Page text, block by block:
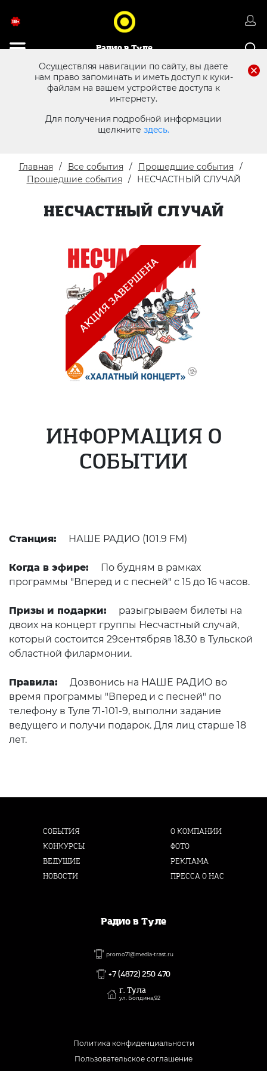
Радио в Туле
Осуществляя навигации по сайту, вы даете
нам право запоминать и иметь доступ к куки-
файлам на вашем устройстве доступа к
интернету.
Для получения подробной информации
щелкните здесь.
8 (4872) 250 470 Реклама в эфире
Главная Все события
Прошедшие события
Прошедшие события
НЕСЧАСТНЫЙ СЛУЧАЙ
НЕСЧАСТНЫЙ СЛУЧАЙ
ИНФОРМАЦИЯ О
СОБЫТИИ
Станция: НАШЕ РАДИО (101.9 FM)
Когда в эфире:
По будням в рамках
программы "Вперед и с песней" с 15 до 16 часов.
Призы и подарки:
разыгрываем билеты на
двоих на концерт группы Несчастный случай,
который состоится 29сентябряв 18.30 в Тульской
областной филармонии.
Правила:
Дозвонись на НАШЕ РАДИО во
время программы "Вперед и с песней" по
телефону в Туле 71-101-9, выполни задание
ведущего и получи подарок. Для лиц старше 18
лет.
СОБЫТИЯ
КОНКУРСЫ
ВЕДУЩИЕ
НОВОСТИ
О КОМПАНИИ
ФОТО
РЕКЛАМА
ПРЕССА О НАС
Радио в Туле
promo71@media-trast.ru
+7 (4872) 250 470
г. Тула
ул. Болдина,92
Политика конфиденциальности
Пользовательское соглашение